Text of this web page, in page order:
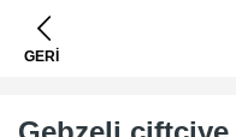
GERİ